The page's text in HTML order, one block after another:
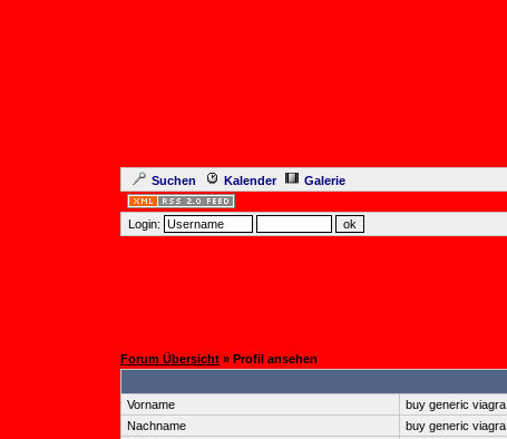
Suchen Kalender Galerie
Login:
Forum Übersicht » Profil ansehen
Vorname
buy generic viagra
Nachname
buy generic viagra